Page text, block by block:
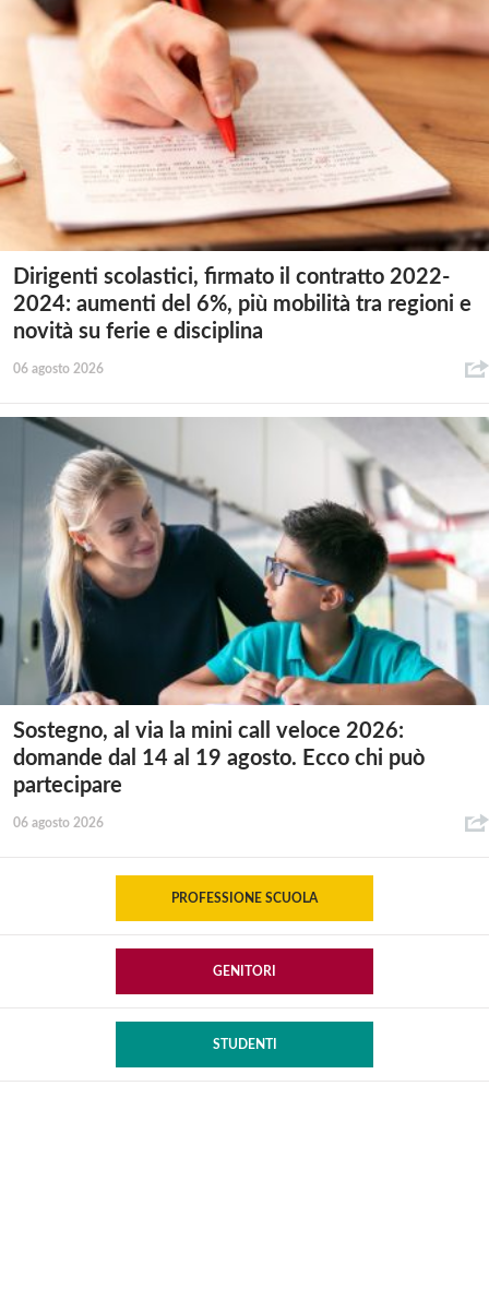
Dirigenti scolastici, firmato il contratto 2022-
2024: aumenti del 6%, più mobilità tra regioni e
novità su ferie e disciplina
06 agosto 2026
Sostegno, al via la mini call veloce 2026:
domande dal 14 al 19 agosto. Ecco chi può
partecipare
06 agosto 2026
PROFESSIONE SCUOLA
GENITORI
STUDENTI